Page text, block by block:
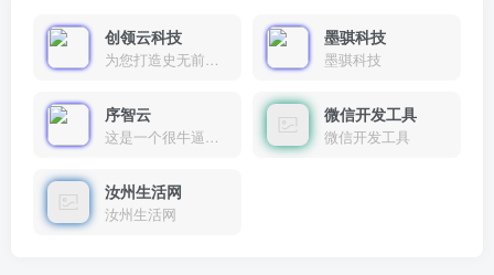
创领云科技
为您打造史无前例的应用产品带您认识新时代产品的创新
墨骐科技
墨骐科技
序智云
这是一个很牛逼的开发者，要开发找他准行！
微信开发工具
微信开发工具
汝州生活网
汝州生活网